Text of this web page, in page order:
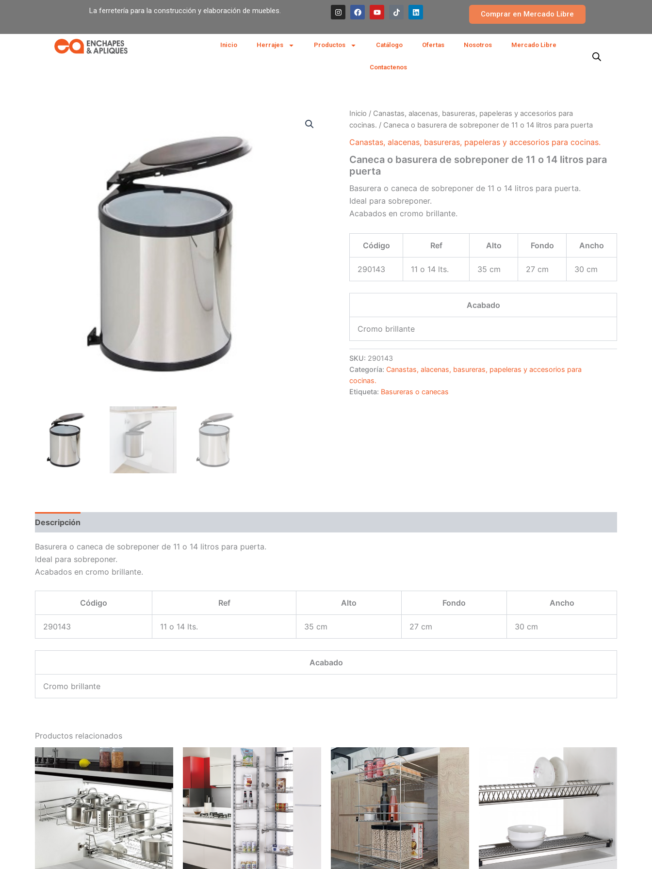
La ferretería para la construcción y elaboración de muebles. I
n
s
a
g
F
a
c
b
Y
o
u
u
b
T
i
o
k
L
i
n
e
Comprar en Mercado Libre
Inicio Herrajes Productos Catálogo Ofertas Nosotros Mercado Libre
Contactenos
Inicio / Canastas, alacenas, basureras, papeleras y accesorios para
cocinas. / Caneca o basurera de sobreponer de 11 o 14 litros para puerta
Canastas, alacenas, basureras, papeleras y accesorios para cocinas.
Caneca o basurera de sobreponer de 11 o 14 litros para
puerta
Basurera o caneca de sobreponer de 11 o 14 litros para puerta.
Ideal para sobreponer.
Acabados en cromo brillante.
Código Ref Alto Fondo Ancho
290143 11 o 14 lts. 35 cm 27 cm 30 cm
Acabado
Cromo brillante
SKU: 290143
Categoría: Canastas, alacenas, basureras, papeleras y accesorios para
cocinas.
Etiqueta: Basureras o canecas
Descripción
Basurera o caneca de sobreponer de 11 o 14 litros para puerta.
Ideal para sobreponer.
Acabados en cromo brillante.
Código Ref Alto Fondo Ancho
290143 11 o 14 lts. 35 cm 27 cm 30 cm
Acabado
Cromo brillante
Productos relacionados